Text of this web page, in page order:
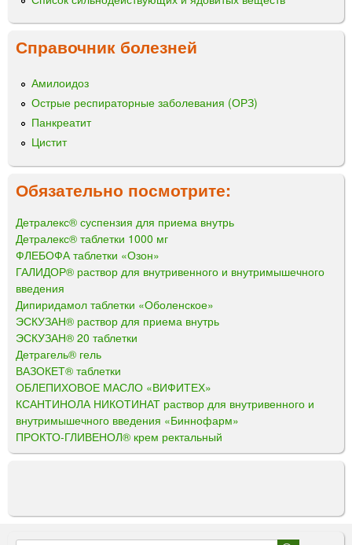
Справочник болезней
Амилоидоз
Острые респираторные заболевания (ОРЗ)
Панкреатит
Цистит
Обязательно посмотрите:
Детралекс® суспензия для приема внутрь
Детралекс® таблетки 1000 мг
ФЛЕБОФА таблетки «Озон»
ГАЛИДОР® раствор для внутривенного и внутримышечного
введения
Дипиридамол таблетки «Оболенское»
ЭСКУЗАН® раствор для приема внутрь
ЭСКУЗАН® 20 таблетки
Детрагель® гель
ВАЗОКЕТ® таблетки
ОБЛЕПИХОВОЕ МАСЛО «ВИФИТЕХ»
КСАНТИНОЛА НИКОТИНАТ раствор для внутривенного и
внутримышечного введения «Биннофарм»
ПРОКТО-ГЛИВЕНОЛ® крем ректальный